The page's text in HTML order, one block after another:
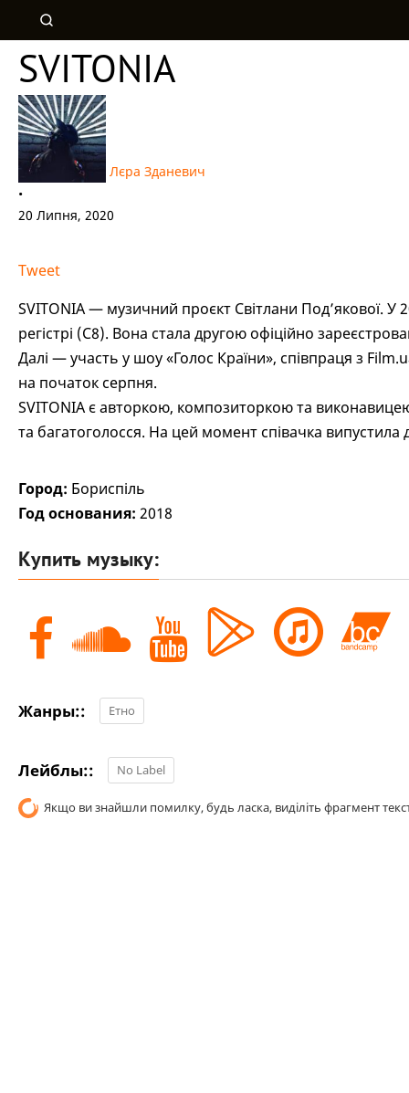
SVITONIA
Лєра Зданевич
•
20 Липня, 2020
Tweet
SVITONIA — музичний проєкт Світлани Под’якової. У
регістрі (С8). Вона стала другою офіційно
Далі — участь у шоу «Голос Країни», співпраця з
на початок серпня.
SVITONIA є авторкою, композиторкою та
та багатоголосся. На цей момент співачка випустила
Город: Бориспіль
Год основания: 2018
Купить музыку:
Жанры:: Етно
Лейблы:: No Label
Якщо ви знайшли помилку, будь ласка, виділіть фрагмент